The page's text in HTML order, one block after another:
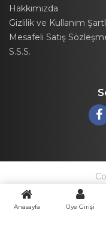
Hakkımızda
Gizlilik ve Kullanım
Mesafeli Satış
S.S.S.
Anasayfa Üye Girişi